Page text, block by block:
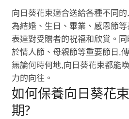
向日葵花束適合送給各種不同
為結婚、生日、畢業、感恩節
表達對受贈者的祝福和欣賞。
於情人節、母親節等重要節日,
無論何時何地,向日葵花束都能
力的向往。
如何保養向日葵花
期?